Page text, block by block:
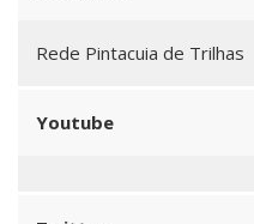
Rede Pintacuia de Trilhas
Youtube